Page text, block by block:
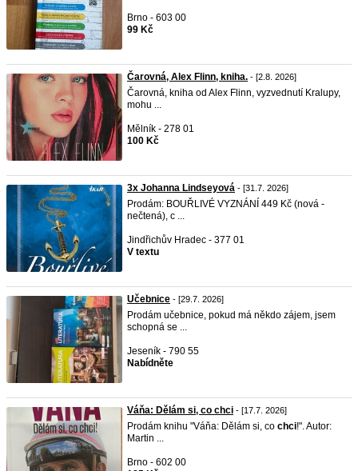
Brno - 603 00
99 Kč
Čarovná, Alex Flinn, kniha. - [2.8. 2026]
Čarovná, kniha od Alex Flinn, vyzvednutí Kralupy,
mohu ...
Mělník - 278 01
100 Kč
3x Johanna Lindseyová - [31.7. 2026]
Prodám: BOUŘLIVÉ VYZNÁNÍ 449 Kč (nová -
nečtená), c ...
Jindřichův Hradec - 377 01
V textu
Učebnice - [29.7. 2026]
Prodám učebnice, pokud má někdo zájem, jsem
schopná se ...
Jeseník - 790 55
Nabídněte
Váňa: Dělám si, co chci - [17.7. 2026]
Prodám knihu "Váňa: Dělám si, co chci!". Autor:
Martin ...
Brno - 602 00